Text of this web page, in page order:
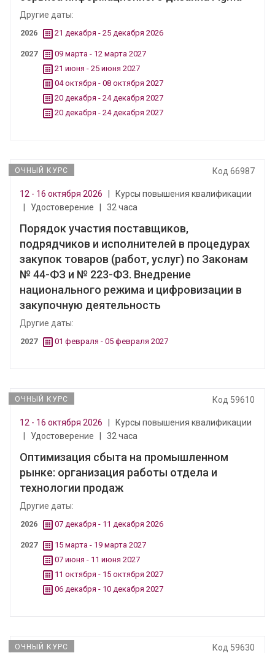
Другие даты:
2026 21 декабря - 25 декабря 2026
2027
09 марта - 12 марта 2027
21 июня - 25 июня 2027
04 октября - 08 октября 2027
20 декабря - 24 декабря 2027
20 декабря - 24 декабря 2027
ОЧНЫЙ КУРС Код 66987
12 - 16 октября 2026
Курсы повышения квалификации
Удостоверение 32 часа
Порядок участия поставщиков,
подрядчиков и исполнителей в процедурах
закупок товаров (работ, услуг) по Законам
№ 44-ФЗ и № 223-ФЗ. Внедрение
национального режима и цифровизации в
закупочную деятельность
Другие даты:
2027 01 февраля - 05 февраля 2027
ОЧНЫЙ КУРС Код 59610
12 - 16 октября 2026
Курсы повышения квалификации
Удостоверение 32 часа
Оптимизация сбыта на промышленном
рынке: организация работы отдела и
технологии продаж
Другие даты:
2026 07 декабря - 11 декабря 2026
2027
15 марта - 19 марта 2027
07 июня - 11 июня 2027
11 октября - 15 октября 2027
06 декабря - 10 декабря 2027
ОЧНЫЙ КУРС Код 59630